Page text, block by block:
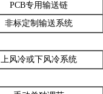
PCB专用输送链
非标定制输送系统
上风冷或下风冷系统